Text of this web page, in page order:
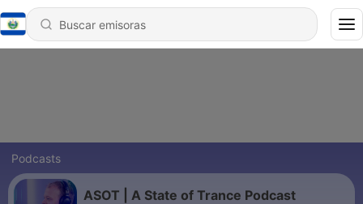
Podcasts
ASOT | A State of Trance Podcast